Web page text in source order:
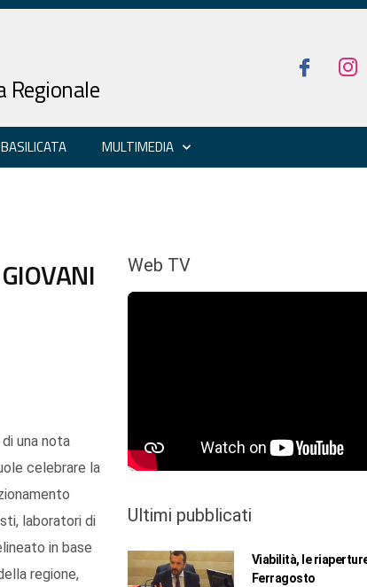
Regionale
MULTIMEDIA
una nota
celebrare la
laboratori di
in base
regione,
Web TV
Ultimi pubblicati
Viabilità, le
Ferragosto